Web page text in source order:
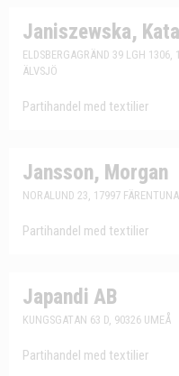
Janiszewska,
ELDSBERGAGRÄND 39 LGH 1306,
ÄLVSJÖ
Partihandel med textilier
Jansson, Morgan
NORALUND 23, 17997 FÄRENTUNA
Partihandel med textilier
Japandi AB
KUNGSGATAN 63 D, 90326 UMEÅ
Partihandel med textilier